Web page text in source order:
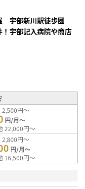
宇部新川駅徒歩圏
宇部記入病院や商店
2,500円～
円/月～
22,000円～
2,800円～
円/月～
16,500円～